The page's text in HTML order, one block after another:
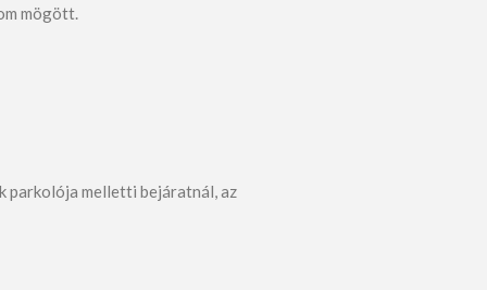
mögött.
parkolója melletti bejáratnál, az